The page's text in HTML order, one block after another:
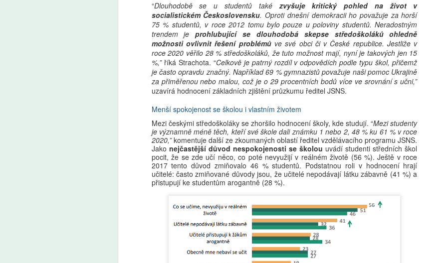
“Dlouhodobě se u studentů takézvyšuje kritický pohled na život v
socialistickém Československu. Oproti dnešní demokracii ho považuje za horší
75 % studentů, v roce 2012 tomu bylo pouze u poloviny studentů. Neradostným
trendem jeprohlubující se dlouhodobá skepse středoškoláků ohledně
možnosti ovlivnit řešení problémůve své obci či v České republice. Jestliže v
roce 2020 věřilo 28 % středoškoláků, že tuto možnost mají, nyní je takových jen 15
%,” říká Strachota. “Celkově je patrný rozdíl v odpovědích podle typu škol, přičemž
je často opravdu značný. Například 69 % gymnazistů považuje naši pomoc Ukrajině
za přiměřenou nebo malou, což je o 29 procentních bodů více ve srovnání s učni,”
uzavírá hodnocení základních zjištění průzkumu ředitel JSNS.
Menší spokojenost se školou i vlastním životem
Mezi českými středoškoláky se zhoršilo hodnocení školy, kde studují. “Mezi studenty
je významně méně těch, kteří své škole dali známku 1 nebo 2, 48 % ku 61 % v roce
2020,”komentuje další ze zkoumaných oblastí ředitel vzdělávacího programu JSNS.
Jako nejčastější důvod nespokojenosti se školou uvádí studenti středních škol
pocit, že se zde učí něco, co poté nevyužijí v reálném životě (56 %). Ještě v roce
2017 tento důvod zmiňovalo 46 % studentů. Podstatnou roli v hodnocení hrají
učitelé: často zmiňované důvody jsou, že učitelé nepodávají látku zábavně (41 %) a
přistupují ke studentům arogantně (28 %).
Markéta Lankašová:
Ministr Plaga chce
zachovat přípravné
třídy. Je to chaos,
stěžují si ředitelé škol
Přípravné třídy pomáhají dětem
s přechodem ze školky do
základní školy. Od roku 2029
měly kvůli zpřísnění odkladů
zaniknout, ministr školství Plaga
chce však rozhodnutí zrušit
a přípravky zachovat. Ředitelé
vadí zatím nejasná koncepce.
AUG
6
Jaroslav Mašek:
Trojský medvídek:
význam lidské výchovy
v době dětských AI
Jak u dětí rozvíjet vztahy,
zvídavost a celoživotní učení
v éře AI? Renomovaná pediatrička
Dana Suskind nabízí odpovědi ve
své nové knize, která je
základním průvodcem nejen pro
rodiče.
AUG
6
24. 8.: Online
workshop – AI do ŠVP
inteligenci do tvorby a aktualizace
ŠVP? Online workshop je určený
pro pracovníky škol, kteří chtějí
postupovat systematicky,
bezpečně a s reálným dopadem.
Získáte: konkrétní scénáře využití
škole, inspiraci pro práci celého
sboru.
AUG
6
Ondřej Šteffl: Slepá místa rodičů, 5. část, Věci, o
kterých věda dobře ví, ale vy možná ne
Šestý den dovolené, prší. Táta si po snídani otevře mobil. Přišel mail
z práce — nic hrozného, ale bude to průšvih a vyřešit se to teď nedá.
které nikdo skládat nechtěl. Máma se po chvíli zeptá, co je. „Nic."
Zeptá se ještě jednou, ostřeji. Táta odpoví ještě kratší větou.